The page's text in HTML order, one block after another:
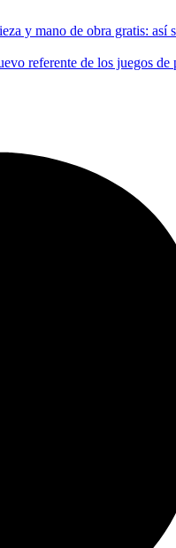
y mano de obra gratis:
referente de los juegos de